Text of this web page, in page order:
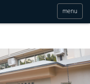
menu